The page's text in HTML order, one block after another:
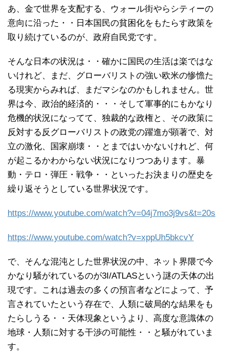
あ、金で世界を支配する、ウォール街やらシティーの
意向に沿った・・日本国民の貧困化をもたらす政策を
取り続けているのが、政府自民党です。
そんな日本の状況は・・確かに国民の生活は楽ではな
いけれど、まだ、グローバリストの強い欧米の惨憺た
る現実からみれば、まだマシなのかもしれません。世
界は今、政治的経済的・・・そして軍事的にもかなり
危機的状況になってて、独裁的な政権と、その政策に
反対する反グローバリストの政党の躍進が顕著で、対
立の激化、国家崩壊・・とまではいかないけれど、何
が起こるかわからない状況になりつつあります。暴
動・テロ・弾圧・戦争・・といったお決まりの歴史を
繰り返そうとしている世界状況です。
https://www.youtube.com/watch?v=04j7mo3j9vs&t=20s
https://www.youtube.com/watch?v=xppUh5bkcvY
で、そんな混沌とした世界状況の中、ネット界隈で今
かなり騒がれているのが3I/ATLASという謎の天体の出
現です。これは過去の多くの預言者などによって、予
言されていたという存在で、人類に破局的な結果をも
たらしうる・・天体現象というより、高度な意識体の
地球・人類に対する干渉の可能性・・と騒がれていま
す。